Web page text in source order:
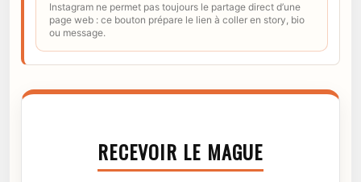
Instagram ne permet pas toujours le partage direct d’une
page web : ce bouton prépare le lien à coller en story, bio
ou message.
RECEVOIR LE MAGUE